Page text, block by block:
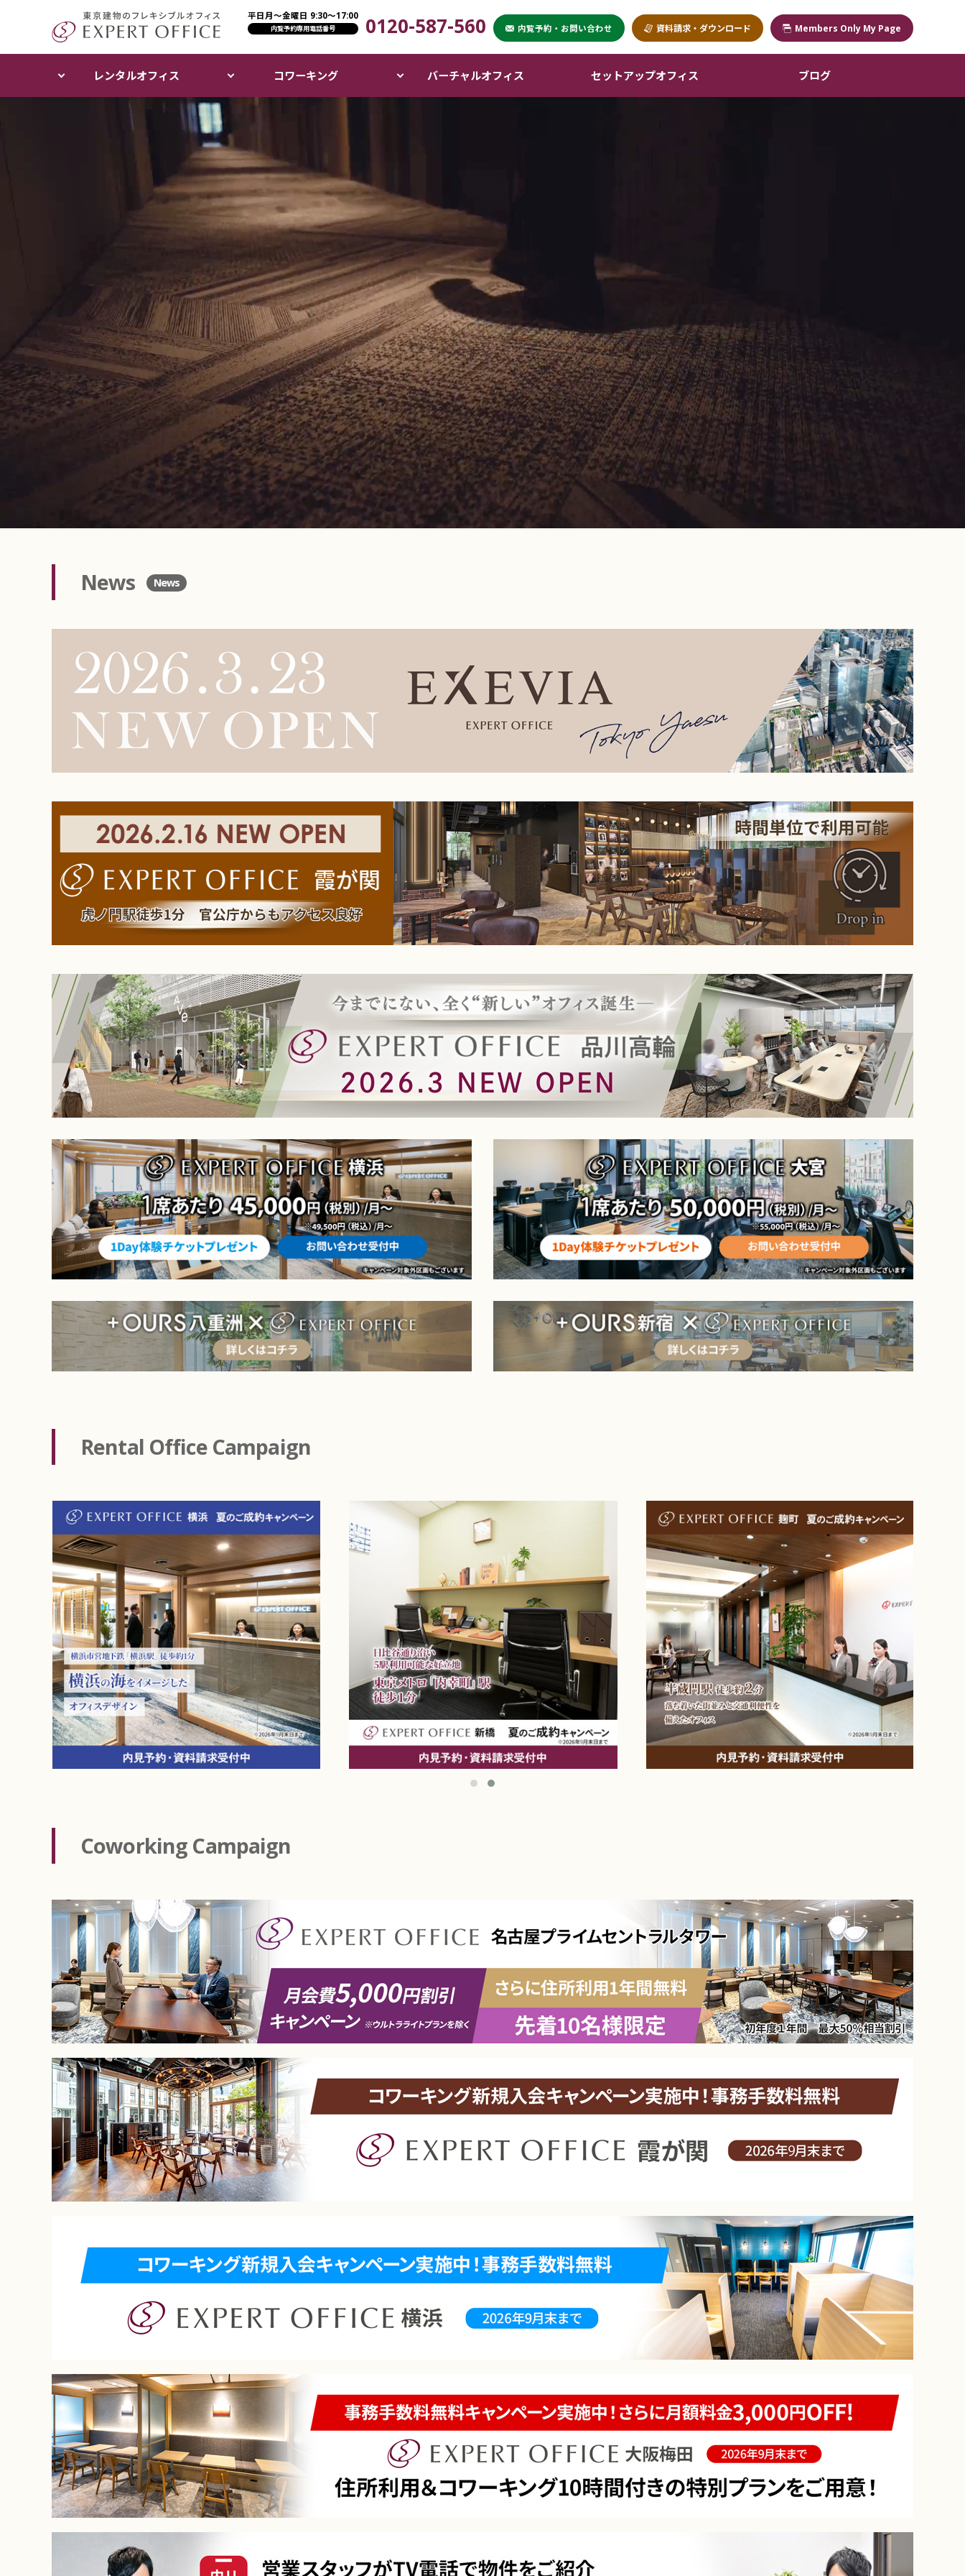
レンタルオフィス コワーキング バーチャルオフィス セットアップオフィス ブログ
エキスパートオフィス（EXPERT OFFICE） Members Only My Page
資料請求・ダウンロード
平日月〜金曜日 9:30〜17:00
内覧予約専用電話番号 0120-587-560 内覧予約・お問い合わせ
News News
Rental Office Campaign
Coworking Campaign